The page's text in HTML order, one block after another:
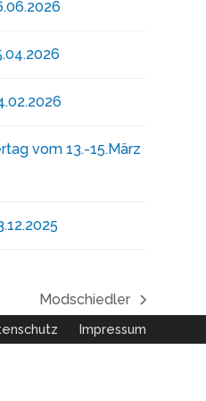
vom 13.-15.März
Nächster
Beitrag:
Modschiedler
Impressum